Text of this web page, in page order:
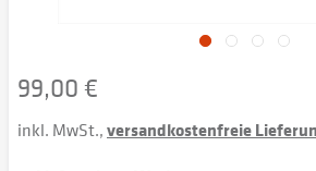
99,00 €
inkl. MwSt.,versandkostenfreie